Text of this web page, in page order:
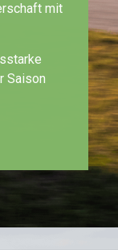
mit
Saison